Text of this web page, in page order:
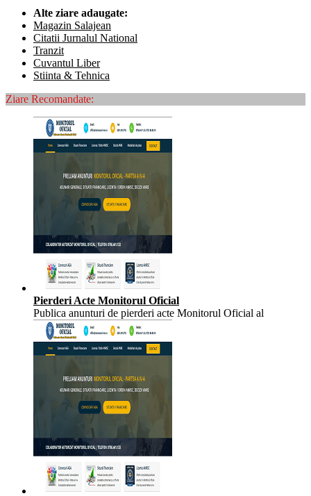
Alte ziare adaugate:
Magazin Salajean
Citatii Jurnalul National
Tranzit
Cuvantul Liber
Stiinta & Tehnica
Ziare Recomandate:
Pierderi Acte Monitorul Oficial
Publica anunturi de pierderi acte Monitorul Oficial al